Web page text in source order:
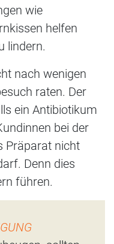
wie
helfen
lindern.
nach wenigen
raten. Der
ein Antibiotikum
bei der
Präparat nicht
Denn dies
führen.